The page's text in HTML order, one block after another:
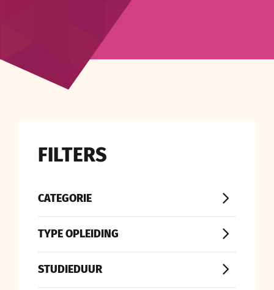
FILTERS
CATEGORIE
TYPE OPLEIDING
STUDIEDUUR